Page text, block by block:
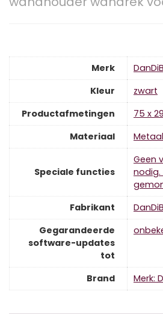
Merk
Kleur
‎zwart
Productafmetingen
‎75 x
Materiaal
‎Metaal
Speciale functies
‎Geen
nodig.
Fabrikant
Gegarandeerde
software-updates
tot
Brand Merk: